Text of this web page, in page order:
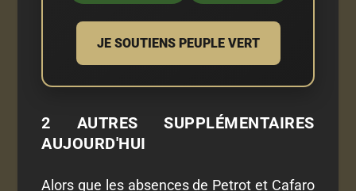
JE SOUTIENS PEUPLE VERT
2 AUTRES SUPPLÉMENTAIRES
AUJOURD'HUI
Alors que les absences de Petrot et Cafaro